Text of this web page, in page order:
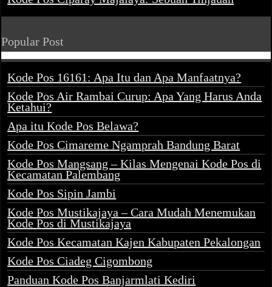
Popular Post
Kode Pos 16161: Apa Itu dan Apa Manfaatnya?
Kode Pos Air Rambai Curup: Apa Yang Harus Anda
Ketahui?
Apa itu Kode Pos Belawa?
Kode Pos Cimareme Ngamprah Bandung Barat
Kode Pos Mangsang – Kilas Mengenai Kode Pos di
Kecamatan Palembang
Kode Pos Sipin Jambi
Kode Pos Mustikajaya – Cara Mudah Menemukan
Kode Pos di Mustikajaya
Kode Pos Kecamatan Kajen Kabupaten Pekalongan
Kode Pos Ciadeg Cigombong
Panduan Kode Pos Banjarmlati Kediri